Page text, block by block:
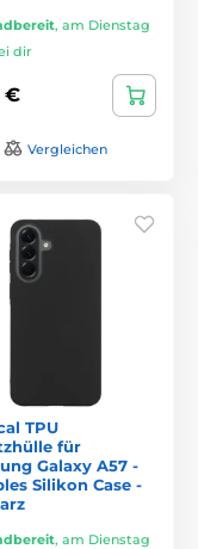
, am Dienstag
dir
€
Vergleichen
TPU
für
Galaxy A57 -
Silikon Case -
, am Dienstag